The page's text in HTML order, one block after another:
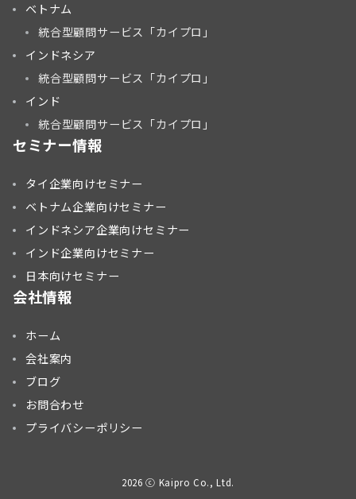
ベトナム
統合型顧問サービス「カイプロ」
インドネシア
統合型顧問サービス「カイプロ」
インド
統合型顧問サービス「カイプロ」
セミナー情報
タイ企業向けセミナー
ベトナム企業向けセミナー
インドネシア企業向けセミナー
インド企業向けセミナー
日本向けセミナー
会社情報
ホーム
会社案内
ブログ
お問合わせ
プライバシーポリシー
2026 ⓒ Kaipro Co., Ltd.